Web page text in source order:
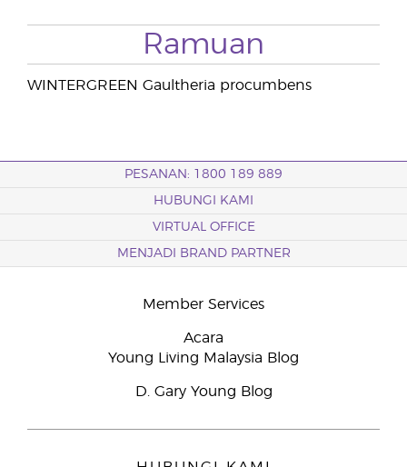
Ramuan
WINTERGREEN Gaultheria procumbens
PESANAN: 1800 189 889
HUBUNGI KAMI
VIRTUAL OFFICE
MENJADI BRAND PARTNER
Member Services
Acara
Young Living Malaysia Blog
D. Gary Young Blog